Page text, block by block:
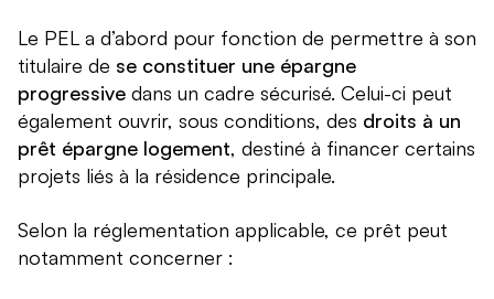
Le PEL a d’abord pour fonction de permettre à son
titulaire de se constituer une épargne
progressive dans un cadre sécurisé. Celui-ci peut
également ouvrir, sous conditions, des droits à un
prêt épargne logement, destiné à financer certains
projets liés à la résidence principale.
Selon la réglementation applicable, ce prêt peut
notamment concerner :